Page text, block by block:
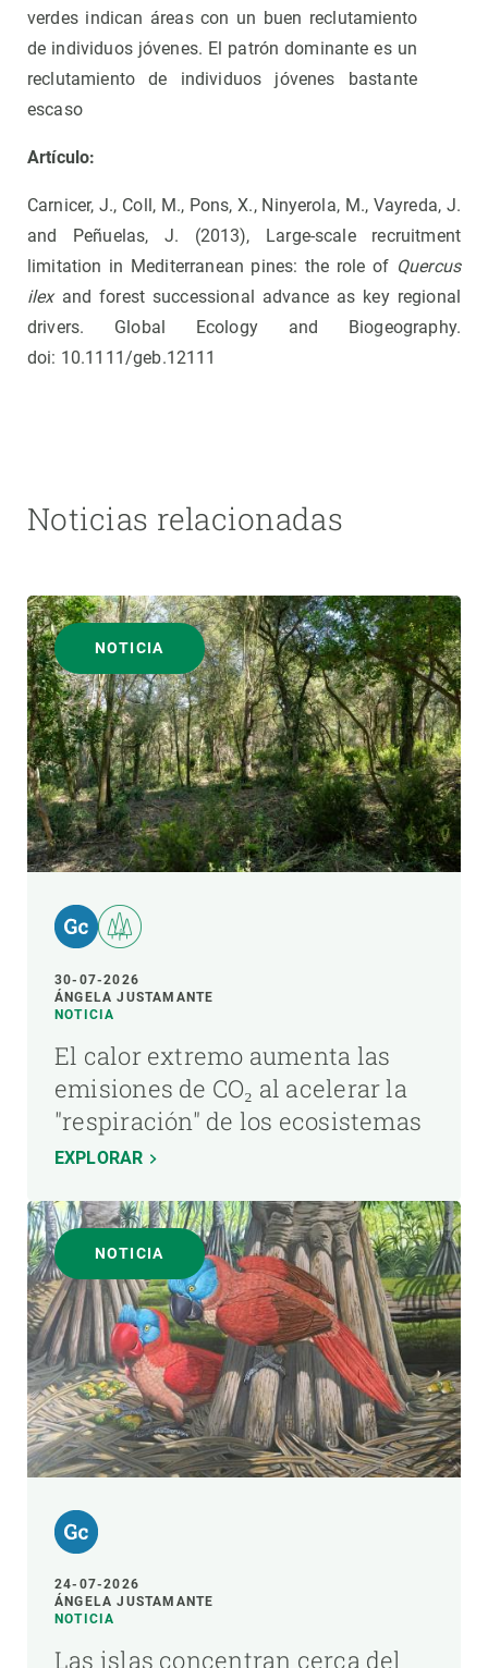
verdes indican áreas con un buen reclutamiento
de individuos jóvenes. El patrón dominante es un
reclutamiento de individuos jóvenes bastante
escaso
Artículo:
Carnicer, J., Coll, M., Pons, X., Ninyerola, M., Vayreda, J.
and Peñuelas, J. (2013), Large-scale recruitment
limitation in Mediterranean pines: the role of Quercus
ilexand forest successional advance as key regional
drivers. Global Ecology and Biogeography.
doi: 10.1111/geb.12111
Noticias relacionadas
NOTICIA
30-07-2026
ÁNGELA JUSTAMANTE
NOTICIA
El calor extremo aumenta las
emisiones de CO₂ al acelerar la
"respiración" de los ecosistemas
EXPLORAR
NOTICIA
24-07-2026
ÁNGELA JUSTAMANTE
NOTICIA
Las islas concentran cerca del